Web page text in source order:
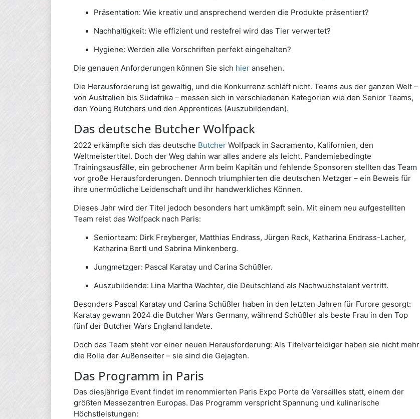
Präsentation: Wie kreativ und ansprechend werden die Produkte präsentiert?
Nachhaltigkeit: Wie effizient und restefrei wird das Tier verwertet?
Hygiene: Werden alle Vorschriften perfekt eingehalten?
Die genauen Anforderungen können Sie sich hier ansehen.
Die Herausforderung ist gewaltig, und die Konkurrenz schläft nicht. Teams aus der ganzen Welt –
von Australien bis Südafrika – messen sich in verschiedenen Kategorien wie den Senior Teams,
den Young Butchers und den Apprentices (Auszubildenden).
Das deutsche Butcher Wolfpack
2022 erkämpfte sich das deutsche Butcher Wolfpack in Sacramento, Kalifornien, den
Weltmeistertitel. Doch der Weg dahin war alles andere als leicht. Pandemiebedingte
Trainingsausfälle, ein gebrochener Arm beim Kapitän und fehlende Sponsoren stellten das Team
vor große Herausforderungen. Dennoch triumphierten die deutschen Metzger – ein Beweis für
ihre unermüdliche Leidenschaft und ihr handwerkliches Können.
Dieses Jahr wird der Titel jedoch besonders hart umkämpft sein. Mit einem neu aufgestellten
Team reist das Wolfpack nach Paris:
Seniorteam: Dirk Freyberger, Matthias Endrass, Jürgen Reck, Katharina Endrass-Lacher,
Katharina Bertl und Sabrina Minkenberg.
Jungmetzger: Pascal Karatay und Carina Schüßler.
Auszubildende: Lina Martha Wachter, die Deutschland als Nachwuchstalent vertritt.
Besonders Pascal Karatay und Carina Schüßler haben in den letzten Jahren für Furore gesorgt:
Karatay gewann 2024 die Butcher Wars Germany, während Schüßler als beste Frau in den Top
fünf der Butcher Wars England landete.
Doch das Team steht vor einer neuen Herausforderung: Als Titelverteidiger haben sie nicht mehr
die Rolle der Außenseiter – sie sind die Gejagten.
Das Programm in Paris
Das diesjährige Event findet im renommierten Paris Expo Porte de Versailles statt, einem der
größten Messezentren Europas. Das Programm verspricht Spannung und kulinarische
Höchstleistungen: